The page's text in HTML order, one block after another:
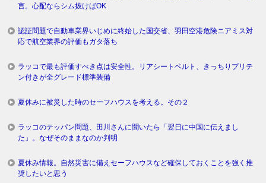
言。心配ならシム抜けばOK
認証問題で自動車業界いじめに終始した国交省、羽田空港危険ニアミス対
応で航空業界の評価もガタ落ち
ラッコで最も評価すべき点は安全性。リアシートベルト、きっちりプリテ
ン付きが全グレード標準装備
夏休みに被災した時のセーフハウスを考える。その２
ラッコのテッパン問題、田川さんに聞いたら「翌日に中国に伝えまし
た」。なぜそのままなのか判明
夏休み情報。自然災害に備えセーフハウスなど確保しておくことを強く推
奨したいと思う